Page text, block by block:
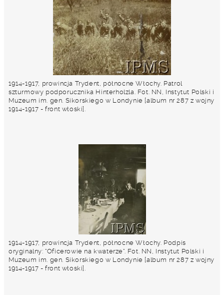
1914-1917, prowincja Trydent, północne Włochy. Patrol
szturmowy podporucznika Hinterholzla. Fot. NN, Instytut Polski i
Muzeum im. gen. Sikorskiego w Londynie [album nr 287 z wojny
1914-1917 - front włoski].
1914-1917, prowincja Trydent, północne Włochy. Podpis
oryginalny: "Oficerowie na kwaterze". Fot. NN, Instytut Polski i
Muzeum im. gen. Sikorskiego w Londynie [album nr 287 z wojny
1914-1917 - front włoski].